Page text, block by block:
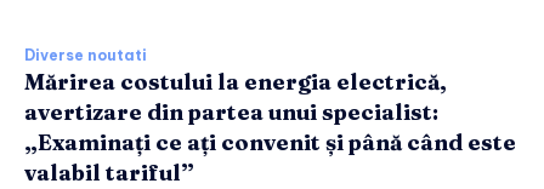
Diverse noutati
Mărirea costului la energia electrică,
avertizare din partea unui specialist:
„Examinați ce ați convenit și până când este
valabil tariful”